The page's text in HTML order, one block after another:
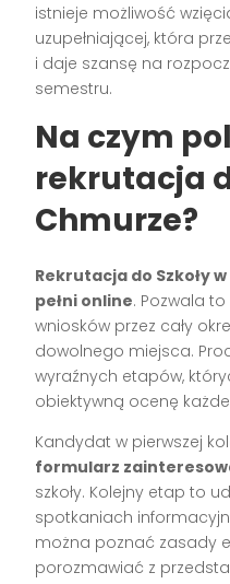
istnieje możliwość
uzupełniającej, która
i daje szansę na
semestru.
Na czym
rekrutacja
Chmurze?
Rekrutacja do Szkoły
pełni online. Pozwala
wniosków przez cały
dowolnego miejsca.
wyraźnych etapów,
obiektywną ocenę
Kandydat w pierwszej
formularz
szkoły. Kolejny etap to
spotkaniach
można poznać zasady
porozmawiać z